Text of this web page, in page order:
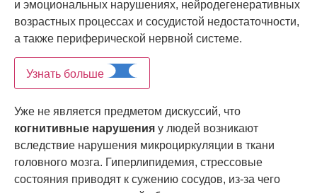
и эмоциональных нарушениях, нейродегенеративных
возрастных процессах и сосудистой недостаточности,
а также периферической нервной системе.
Узнать больше
Уже не является предметом дискуссий, что
когнитивные нарушения у людей возникают
вследствие нарушения микроциркуляции в ткани
головного мозга. Гиперлипидемия, стрессовые
состояния приводят к сужению сосудов, из-за чего